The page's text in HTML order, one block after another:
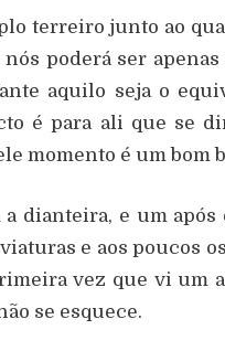
terreiro junto ao
poderá ser
aquilo seja o
é para ali que se
momento é um bom
dianteira, e um
e aos poucos
vez que vi um
se esquece.